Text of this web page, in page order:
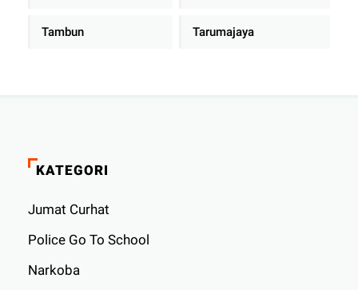
Tambun Tarumajaya
KATEGORI
Jumat Curhat
Police Go To School
Narkoba